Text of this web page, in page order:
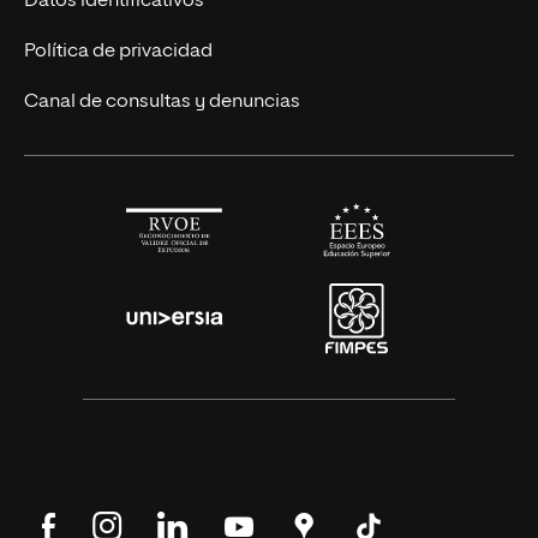
Alianza Newman
Actualidad
Solicita información
Política de privacidad
Canal de consultas y denuncias
SíguenosSíguenos SíguenosSíguenos Encuéntranos